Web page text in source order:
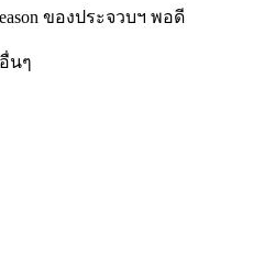
ของประจวบฯ พอดี
นๆ